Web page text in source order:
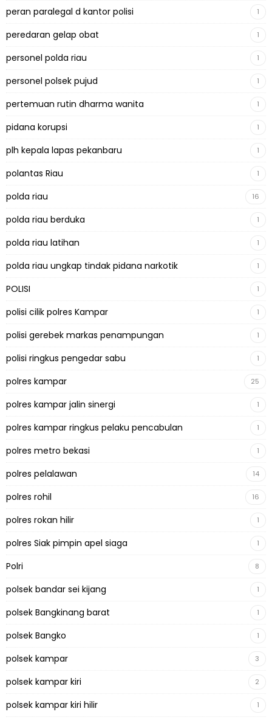
peran paralegal d kantor polisi 1
peredaran gelap obat 1
personel polda riau 1
personel polsek pujud 1
pertemuan rutin dharma wanita 1
pidana korupsi 1
plh kepala lapas pekanbaru 1
polantas Riau 1
polda riau 16
polda riau berduka 1
polda riau latihan 1
polda riau ungkap tindak pidana narkotik 1
POLISI 1
polisi cilik polres Kampar 1
polisi gerebek markas penampungan 1
polisi ringkus pengedar sabu 1
polres kampar 25
polres kampar jalin sinergi 1
polres kampar ringkus pelaku pencabulan 1
polres metro bekasi 1
polres pelalawan 14
polres rohil 16
polres rokan hilir 1
polres Siak pimpin apel siaga 1
Polri 8
polsek bandar sei kijang 1
polsek Bangkinang barat 1
polsek Bangko 1
polsek kampar 3
polsek kampar kiri 2
polsek kampar kiri hilir 1